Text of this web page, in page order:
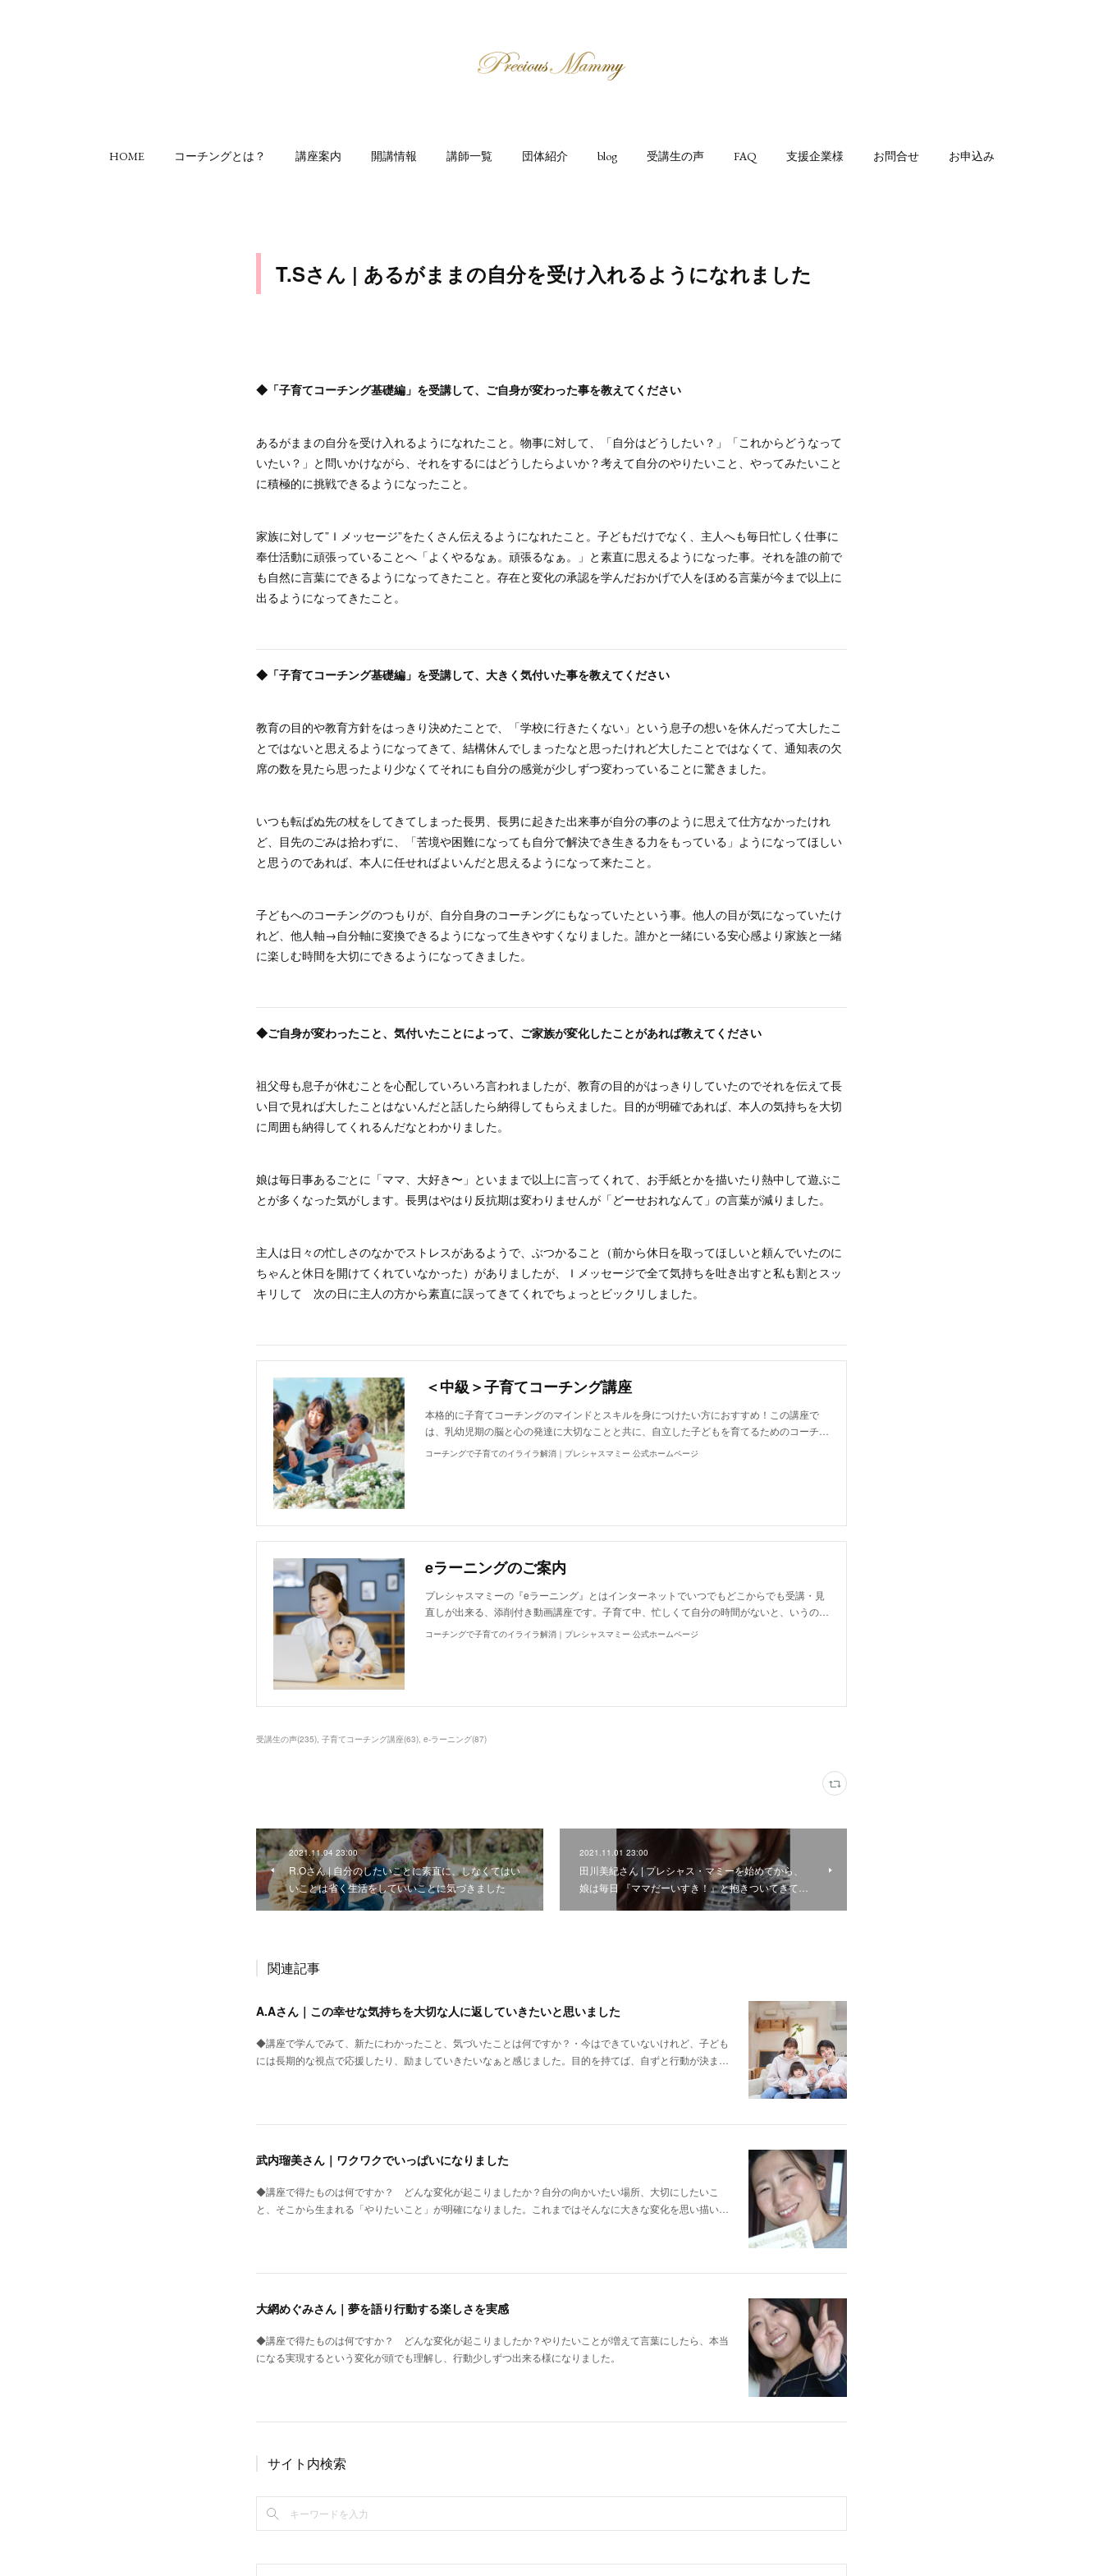
HOME コーチングとは？ 講座案内 開講情報 講師一覧 団体紹介 blog 受講生の声 FAQ 支援企業様 お問合せ お申込み
T.Sさん | あるがままの自分を受け入れるようになれました
◆「子育てコーチング基礎編」を受講して、 ご自身が変わった事を教えてください
あるがままの自分を受け入れるようになれたこと。物事に対して、「自分はどうしたい？」「これからどうなって
いたい？」と問いかけながら、それをするにはどうしたらよいか？考えて自分のやりたいこと、やってみたいこと
に積極的に挑戦できるようになったこと。
家族に対して”Ｉメッセージ”をたくさん伝えるようになれたこと。子どもだけでなく、主人へも毎日忙しく仕事に
奉仕活動に頑張っていることへ「よくやるなぁ。頑張るなぁ。」と素直に思えるようになった事。それを誰の前で
も自然に言葉にできるようになってきたこと。存在と変化の承認を学んだおかげで人をほめる言葉が今まで以上に
出るようになってきたこと。
◆「子育てコーチング基礎編」を受講して、 大きく気付いた事を教えてください
教育の目的や教育方針をはっきり決めたことで、「学校に行きたくない」という息子の想いを休んだって大したこ
とではないと思えるようになってきて、結構休んでしまったなと思ったけれど大したことではなくて、通知表の欠
席の数を見たら思ったより少なくてそれにも自分の感覚が少しずつ変わっていることに驚きました。
いつも転ばぬ先の杖をしてきてしまった長男、長男に起きた出来事が自分の事のように思えて仕方なかったけれ
ど、目先のごみは拾わずに、「苦境や困難になっても自分で解決でき生きる力をもっている」ようになってほしい
と思うのであれば、本人に任せればよいんだと思えるようになって来たこと。
子どもへのコーチングのつもりが、自分自身のコーチングにもなっていたという事。他人の目が気になっていたけ
れど、他人軸→自分軸に変換できるようになって生きやすくなりました。誰かと一緒にいる安心感より家族と一緒
に楽しむ時間を大切にできるようになってきました。
◆ご自身が変わったこと、気付いたことによって、 ご家族が変化したことがあれば教えてください
祖父母も息子が休むことを心配していろいろ言われましたが、教育の目的がはっきりしていたのでそれを伝えて長
い目で見れば大したことはないんだと話したら納得してもらえました。目的が明確であれば、本人の気持ちを大切
に周囲も納得してくれるんだなとわかりました。
娘は毎日事あるごとに「ママ、大好き〜」といままで以上に言ってくれて、お手紙とかを描いたり熱中して遊ぶこ
とが多くなった気がします。長男はやはり反抗期は変わりませんが「どーせおれなんて」の言葉が減りました。
主人は日々の忙しさのなかでストレスがあるようで、ぶつかること（前から休日を取ってほしいと頼んでいたのに
ちゃんと休日を開けてくれていなかった）がありましたが、Ｉメッセージで全て気持ちを吐き出すと私も割とスッ
キリして 次の日に主人の方から素直に誤ってきてくれでちょっとビックリしました。
＜中級＞子育てコーチング講座
本格的に子育てコーチングのマインドとスキルを身につけたい方におすすめ！この講座で
は、乳幼児期の脳と心の発達に大切なことと共に、自立した子どもを育てるためのコーチ…
コーチングで子育てのイライラ解消｜プレシャスマミー 公式ホームページ
eラーニングのご案内
プレシャスマミーの『eラーニング』とはインターネットでいつでもどこからでも受講・見
直しが出来る、添削付き動画講座です。子育て中、忙しくて自分の時間がないと、いうの…
コーチングで子育てのイライラ解消｜プレシャスマミー 公式ホームページ
受講生の声(235) 子育てコーチング講座(63) e-ラーニング(87)
2021.11.04 23:00
R.Oさん | 自分のしたいことに素直に、しなくてはい
いことは省く生活をしていいことに気づきました
2021.11.01 23:00
田川美紀さん | プレシャス・マミーを始めてから、
娘は毎日 『ママだーいすき！』と抱きついてきて…
関連記事
A.Aさん｜この幸せな気持ちを大切な人に返していきたいと思いました
◆講座で学んでみて、新たにわかったこと、気づいたことは何ですか？・今はできていないけれど、子ども
には長期的な視点で応援したり、励ましていきたいなぁと感じました。目的を持てば、自ずと行動が決ま…
武内瑠美さん｜ワクワクでいっぱいになりました
◆講座で得たものは何ですか？ どんな変化が起こりましたか？自分の向かいたい場所、大切にしたいこ
と、そこから生まれる「やりたいこと」が明確になりました。これまではそんなに大きな変化を思い描い…
大網めぐみさん｜夢を語り行動する楽しさを実感
◆講座で得たものは何ですか？ どんな変化が起こりましたか？やりたいことが増えて言葉にしたら、本当
になる実現するという変化が頭でも理解し、行動少しずつ出来る様になりました。
サイト内検索